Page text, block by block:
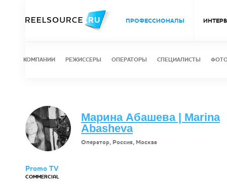
ПРОФЕССИОНАЛЫ
КОМПАНИИ РЕЖИССЕРЫ ОПЕРАТОРЫ СПЕЦИАЛИСТЫ
Марина Абашева | Marina
Abasheva
Оператор, Россия, Москва
Promo TV
COMMERCIAL